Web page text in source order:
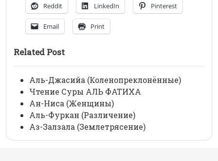
Reddit LinkedIn Pinterest
Email Print
Related Post
Аль-Джасийа (Коленопреклонённые)
Чтение Суры АЛЬ ФАТИХА
Ан-Ниса (Женщины)
Аль-Фуркан (Различение)
Аз-Залзала (Землетрясение)